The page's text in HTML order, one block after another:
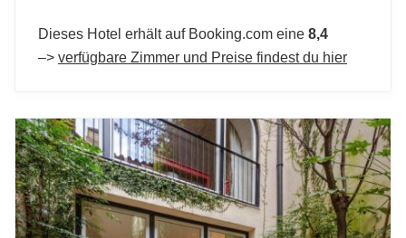
Dieses Hotel erhält auf Booking.com eine 8,4
–> verfügbare Zimmer und Preise findest du hier